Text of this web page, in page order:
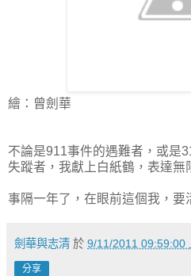
繪：曾劍華
不論是911事件的遇難者，或是
失蹤者，我獻上白紙鶴，表達無
事隔一年了，在眼前這個我，要
劍華與志清 於 9/11/2011 09:59:00
分享